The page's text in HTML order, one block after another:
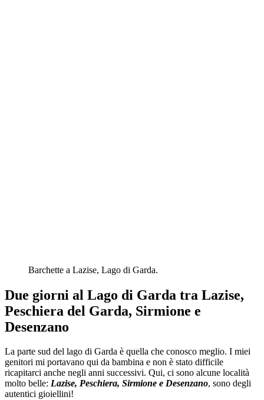
Barchette a Lazise, Lago di Garda.
Due giorni al Lago di Garda tra Lazise,
Peschiera del Garda, Sirmione e
Desenzano
La parte sud del lago di Garda è quella che conosco meglio. I miei
genitori mi portavano qui da bambina e non è stato difficile
ricapitarci anche negli anni successivi. Qui, ci sono alcune località
molto belle: Lazise, Peschiera, Sirmione e Desenzano, sono degli
autentici gioiellini!